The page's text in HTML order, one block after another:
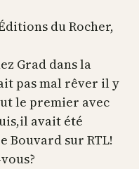
du Rocher,
Grad dans la
pas mal rêver il y
le premier avec
avait été
Bouvard sur RTL!